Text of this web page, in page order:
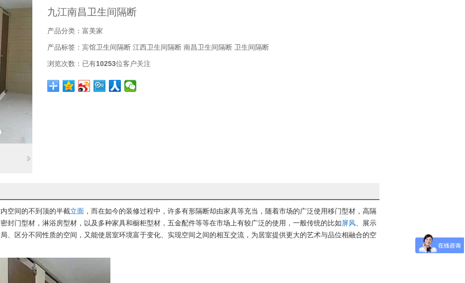
九江南昌卫生间隔断
产品分类： 富美家
产品标签： 宾馆卫生间隔断 江西卫生间隔断 南昌卫生间隔断 卫生间隔断
浏览次数： 已有10253位客户关注
空间的不到顶的半截立面 ，而在如今的装修过程中，许多有形隔断却由家具等充当，随着市场的广泛使用移门型材，高隔
封门型材，淋浴房型材，以及多种家具和橱柜型材，五金配件等等在市场上有较广泛的使用，一般传统的比如屏风 、展示
、区分不同性质的空间，又能使居室环境富于变化、实现空间之间的相互交流，为居室提供更大的艺术与品位相融合的空